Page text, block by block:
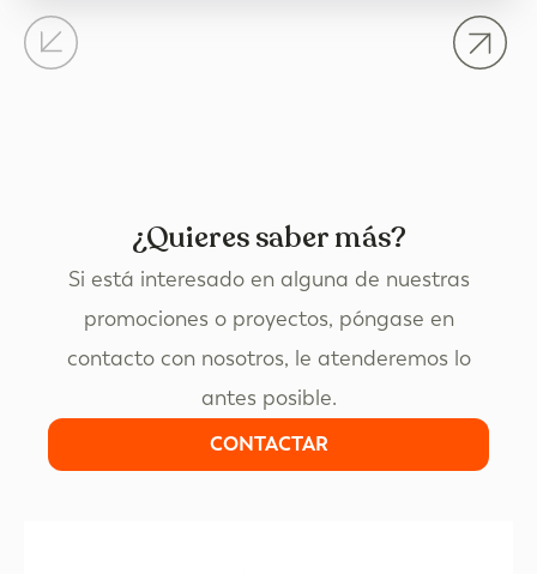
espacios abiertos y de una vida más tranquila,
donde cada…
¿Quieres saber más?
Si está interesado en alguna de nuestras
promociones o proyectos, póngase en
contacto con nosotros, le atenderemos lo
antes posible.
CONTACTAR